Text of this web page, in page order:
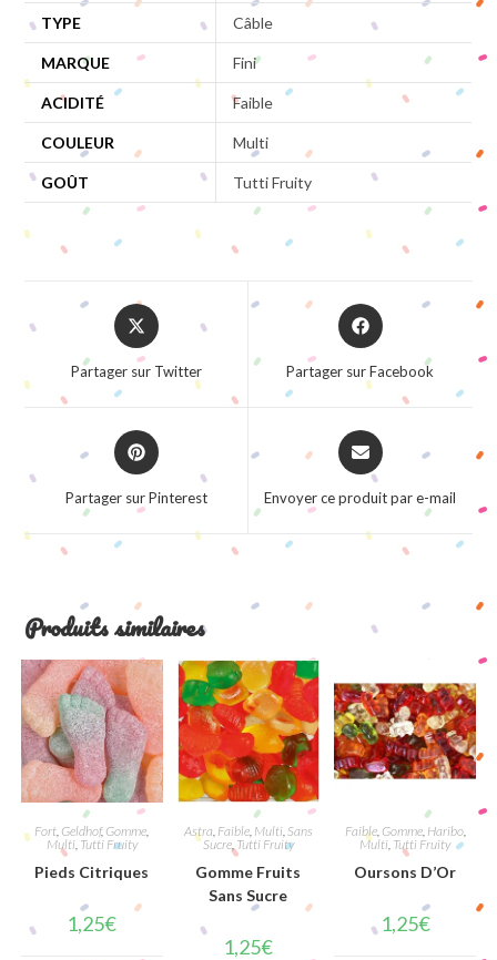
TYPE Câble
MARQUE Fini
ACIDITÉ Faible
COULEUR Multi
GOÛT Tutti Fruity
Opens
in
new
Partager sur Twitter
Opens
in
new
Partager sur Facebook
Opens
in
new
Partager sur Pinterest
Opens
in
new
window
Envoyer ce produit par e-mail
Produits similaires
Fort Geldhof, Gomme
Multi, Tutti Fruity
Pieds Citriques
1,25€
Astra Faible, Multi, Sans
Sucre, Tutti Fruity
Gomme Fruits
Sans Sucre
1,25€
Faible, Gomme, Haribo,
Multi Tutti Fruity
Oursons D’Or
1,25€